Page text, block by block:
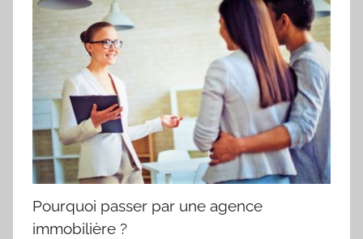
Pourquoi passer par une agence
immobilière ?